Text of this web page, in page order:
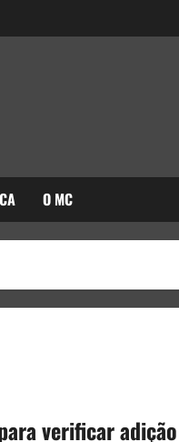
O MC
verificar adição